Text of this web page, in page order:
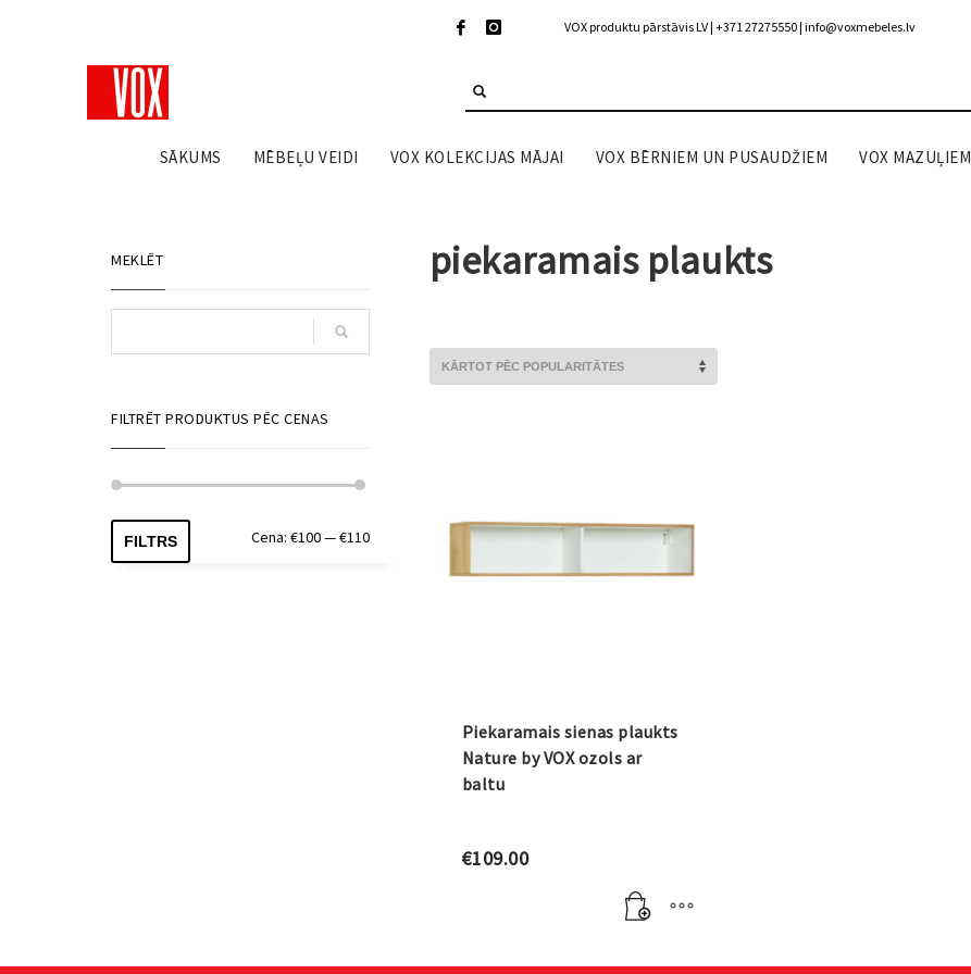
VOX produktu pārstāvis LV | +371 27275550 | info@voxmebeles.lv
SĀKUMS MĒBEĻU VEIDI VOX KOLEKCIJAS MĀJAI VOX BĒRNIEM UN PUSAUDŽIEM VOX MAZUĻIEM
piekaramais plaukts
Piekaramais sienas plaukts
Nature by VOX ozols ar
baltu
€109.00
MEKLĒT
FILTRĒT PRODUKTUS PĒC CENAS
Min.
Maks.
FILTRS Cena: €100—€110